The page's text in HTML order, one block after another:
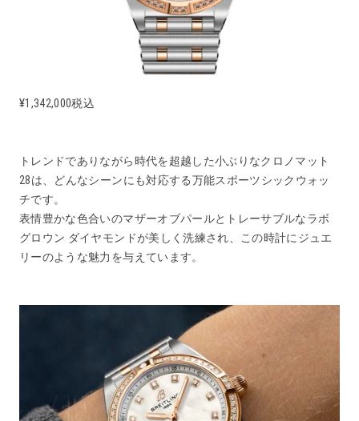
¥1,342,000税込
トレンドでありながら時代を超越した小ぶりなクロノマット
28は、どんなシーンにも対応する万能スポーツシックウォッ
チです。
表情豊かな色合いのマザーオブパールとトレーサブルなラボ
グロウン ダイヤモンドが美しく洗練され、この時計にジュエ
リーのような魅力を与えています。